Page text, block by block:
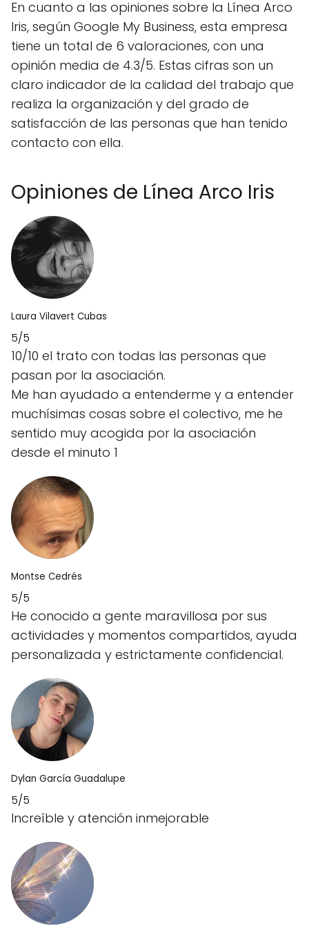
En cuanto a las opiniones sobre la Línea Arco
Iris, según Google My Business, esta empresa
tiene un total de 6 valoraciones, con una
opinión media de 4.3/5. Estas cifras son un
claro indicador de la calidad del trabajo que
realiza la organización y del grado de
satisfacción de las personas que han tenido
contacto con ella.
Opiniones de Línea Arco Iris
Laura Vilavert Cubas
5/5
10/10 el trato con todas las personas que
pasan por la asociación.
Me han ayudado a entenderme y a entender
muchísimas cosas sobre el colectivo, me he
sentido muy acogida por la asociación
desde el minuto 1
Montse Cedrés
5/5
He conocido a gente maravillosa por sus
actividades y momentos compartidos, ayuda
personalizada y estrictamente confidencial.
Dylan García Guadalupe
5/5
Increíble y atención inmejorable